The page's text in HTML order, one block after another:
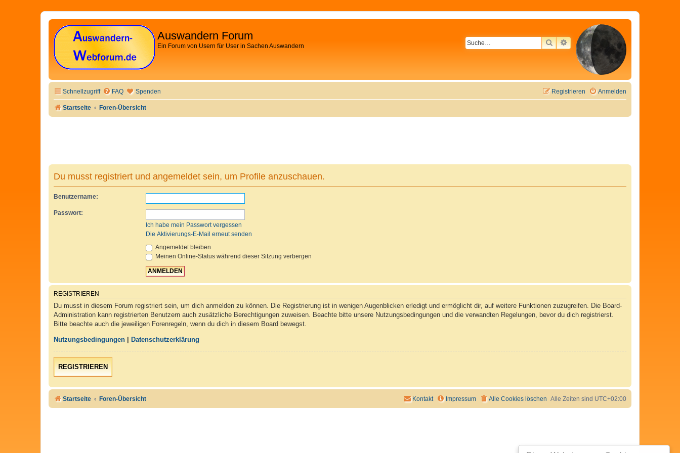
Auswandern Forum
Ein Forum von Usern für User in Sachen Auswandern SUCHEERWEITERTE SUCHE
Schnellzugriff FAQ Spenden Anmelden
Registrieren
Startseite Foren-Übersicht
Du musst registriert und angemeldet sein, um Profile anzuschauen.
Benutzername:
Passwort:
Ich habe mein Passwort vergessen
Die Aktivierungs-E-Mail erneut senden
Angemeldet bleiben
Meinen Online-Status während dieser Sitzung verbergen
REGISTRIEREN
Du musst in diesem Forum registriert sein, um dich anmelden zu können. Die Registrierung ist in wenigen Augenblicken erledigt und ermöglicht dir, auf weitere Funktionen zuzugreifen. Die Board-
Administration kann registrierten Benutzern auch zusätzliche Berechtigungen zuweisen. Beachte bitte unsere Nutzungsbedingungen und die verwandten Regelungen, bevor du dich registrierst.
Bitte beachte auch die jeweiligen Forenregeln, wenn du dich in diesem Board bewegst.
Nutzungsbedingungen Datenschutzerklärung
REGISTRIEREN
Startseite Foren-Übersicht Alle Zeiten sind UTC+02:00
Alle Cookies löschen
Impressum
Kontakt